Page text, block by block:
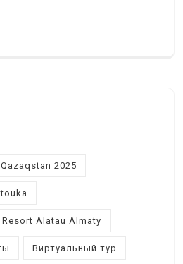
2025
Alatau Almaty
Виртуальный тур